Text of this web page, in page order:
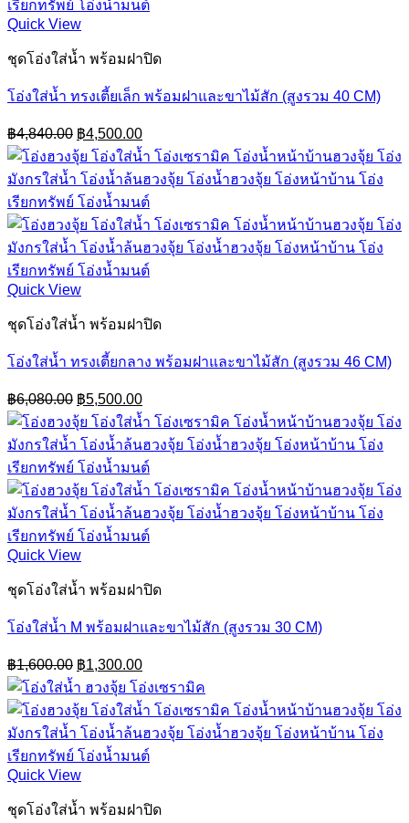
Quick View
ชุดโอ่งใส่น้ำ พร้อมฝาปิด
โอ่งใส่น้ำ ทรงเตี้ยเล็ก พร้อมฝาและขาไม้สัก (สูงรวม 40 CM)
฿4,840.00 Original
price
was:
฿4,840.00.
฿4,500.00Current
price
is:
฿4,500.00.
Quick View
ชุดโอ่งใส่น้ำ พร้อมฝาปิด
โอ่งใส่น้ำ ทรงเตี้ยกลาง พร้อมฝาและขาไม้สัก (สูงรวม 46 CM)
฿6,080.00 Original
price
was:
฿6,080.00.
฿5,500.00Current
price
is:
฿5,500.00.
Quick View
ชุดโอ่งใส่น้ำ พร้อมฝาปิด
โอ่งใส่น้ำ M พร้อมฝาและขาไม้สัก (สูงรวม 30 CM)
฿1,600.00 Original
price
was:
฿1,600.00.
฿1,300.00Current
price
is:
฿1,300.00.
Quick View
ชุดโอ่งใส่น้ำ พร้อมฝาปิด